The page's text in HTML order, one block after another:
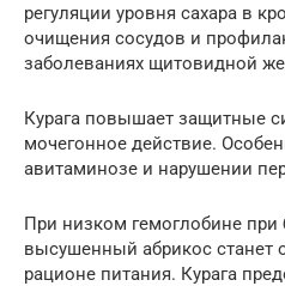
регуляции уровня сахара в
очищения сосудов и
заболеваниях щитовидной
Курага повышает защитные
мочегонное действие.
авитаминозе и нарушении
При низком гемоглобине при
высушенный абрикос
рационе питания. Курага